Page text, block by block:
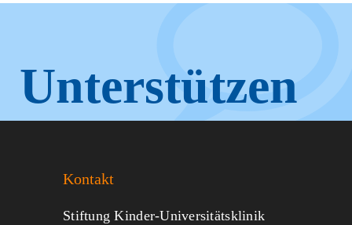
Unterstützen
Jeder kann helfen.
Kontakt
Stiftung Kinder-Universitätsklinik